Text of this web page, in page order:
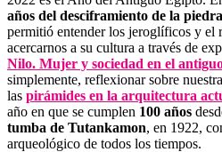
años del desciframiento de la
permitió entender los jeroglíficos y el
acercarnos a su cultura a través de
Nilo. Mujer y sociedad en el
simplemente, reflexionar sobre
las pirámides en la arquitectura
año en que se cumplen 100 años
tumba de Tutankamon, en 1922,
arqueológico de todos los tiempos.